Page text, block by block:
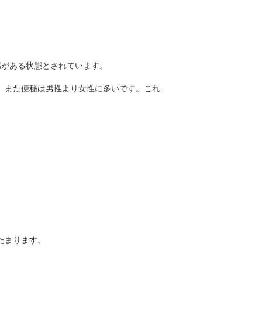
ある状態とされています。
た便秘は男性より女性に多いです。これ
ります。